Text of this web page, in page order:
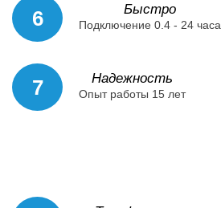
6 Быстро
Подключение 0.4 - 24 часа
7 Надежность
Опыт работы 15 лет